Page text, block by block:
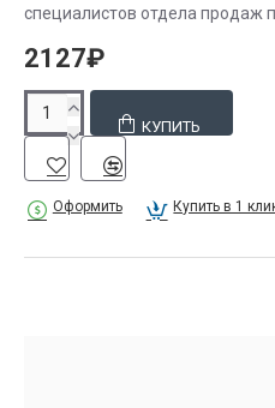
специалистов отдела продаж
2127₽
КУПИТЬ
Оформить Купить в 1